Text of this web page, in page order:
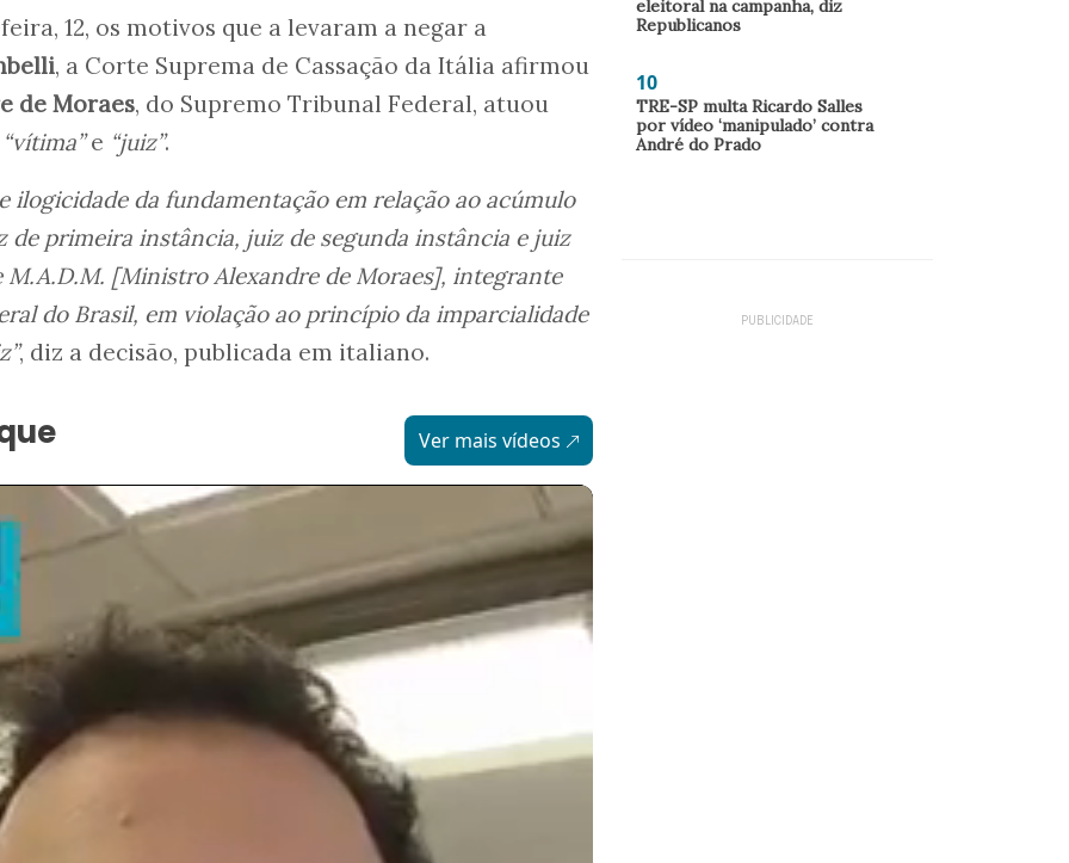
12, os motivos que a levaram a negar a
, a Corte Suprema de Cassação da Itália afirmou
de Moraes, do Supremo Tribunal Federal, atuou
“vítima”e “juiz”.
ilogicidade da fundamentação em relação ao acúmulo
de primeira instância, juiz de segunda instância e juiz
M.A.D.M. [Ministro Alexandre de Moraes], integrante
do Brasil, em violação ao princípio da imparcialidade
, diz a decisão, publicada em italiano.
Ver mais vídeos
eleitoral na campanha, diz
Republicanos
10
TRE-SP multa Ricardo Salles
por vídeo ‘manipulado’ contra
André do Prado